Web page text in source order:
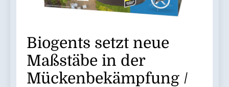
Biogents setzt neue
Maßstäbe in der
Mückenbekämpfung /